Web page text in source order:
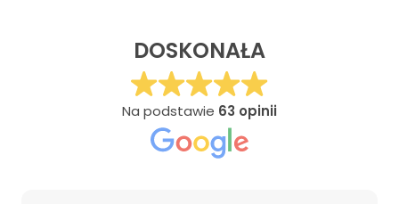
DOSKONAŁA
Na podstawie 63 opinii